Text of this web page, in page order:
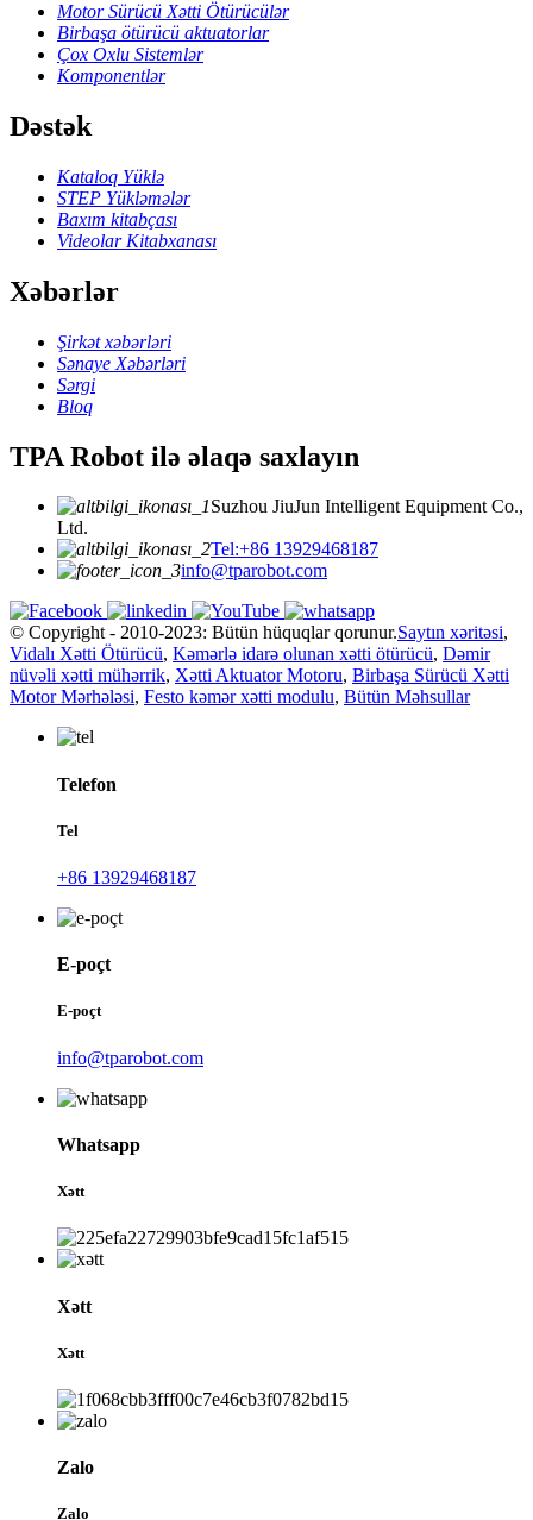
Motor Sürücü Xətti Ötürücülər
Birbaşa ötürücü aktuatorlar
Çox Oxlu Sistemlər
Komponentlər
Dəstək
Kataloq Yüklə
STEP Yükləmələr
Baxım kitabçası
Videolar Kitabxanası
Xəbərlər
Şirkət xəbərləri
Sənaye Xəbərləri
Sərgi
Bloq
TPA Robot ilə əlaqə saxlayın
Suzhou JiuJun Intelligent Equipment Co.,
Ltd.
Tel:+86 13929468187
info@tparobot.com
© Copyright - 2010-2023: Bütün hüquqlar qorunur.Saytın xəritəsi,
Vidalı Xətti Ötürücü, Kəmərlə idarə olunan xətti ötürücü, Dəmir
nüvəli xətti mühərrik, Xətti Aktuator Motoru, Birbaşa Sürücü Xətti
Motor Mərhələsi, Festo kəmər xətti modulu, Bütün Məhsullar
Telefon
Tel
+86 13929468187
E-poçt
E-poçt
info@tparobot.com
Whatsapp
Xətt
Xətt
Xətt
Zalo
Zalo